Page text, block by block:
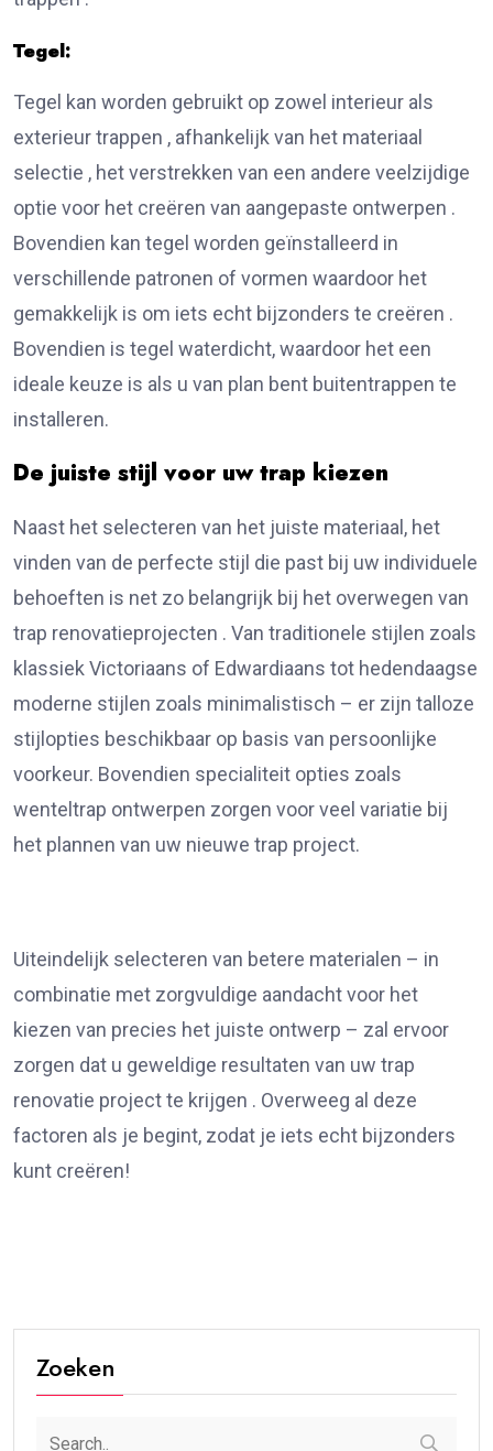
Tegel:
Tegel kan worden gebruikt op zowel interieur als
exterieur trappen , afhankelijk van het materiaal
selectie , het verstrekken van een andere veelzijdige
optie voor het creëren van aangepaste ontwerpen .
Bovendien kan tegel worden geïnstalleerd in
verschillende patronen of vormen waardoor het
gemakkelijk is om iets echt bijzonders te creëren .
Bovendien is tegel waterdicht, waardoor het een
ideale keuze is als u van plan bent buitentrappen te
installeren.
De juiste stijl voor uw trap kiezen
Naast het selecteren van het juiste materiaal, het
vinden van de perfecte stijl die past bij uw individuele
behoeften is net zo belangrijk bij het overwegen van
trap renovatieprojecten . Van traditionele stijlen zoals
klassiek Victoriaans of Edwardiaans tot hedendaagse
moderne stijlen zoals minimalistisch – er zijn talloze
stijlopties beschikbaar op basis van persoonlijke
voorkeur. Bovendien specialiteit opties zoals
wenteltrap ontwerpen zorgen voor veel variatie bij
het plannen van uw nieuwe trap project.
Uiteindelijk selecteren van betere materialen – in
combinatie met zorgvuldige aandacht voor het
kiezen van precies het juiste ontwerp – zal ervoor
zorgen dat u geweldige resultaten van uw trap
renovatie project te krijgen . Overweeg al deze
factoren als je begint, zodat je iets echt bijzonders
kunt creëren!
Zoeken